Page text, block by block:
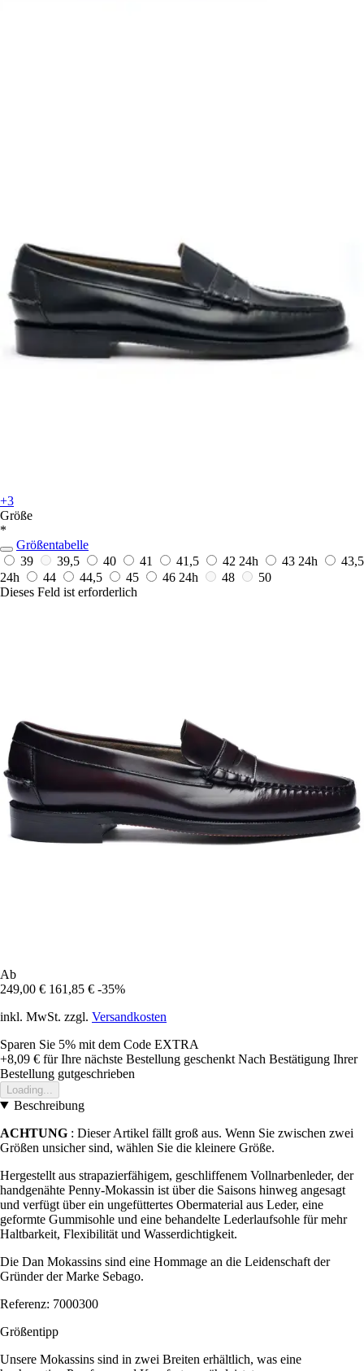
+3
Größe
*
Größentabelle
39
39,5 40 41 41,5 42 24h 43 24h
43,5
24h
44 44,5 45 46 24h 48
50
Dieses Feld ist erforderlich
Ab
249,00 € 161,85 € -35%
inkl. MwSt. zzgl. Versandkosten
Sparen Sie 5% mit dem Code EXTRA
+8,09 € für Ihre nächste Bestellung geschenkt Nach Bestätigung Ihrer
Bestellung gutgeschrieben
Loading...
Beschreibung
ACHTUNG : Dieser Artikel fällt groß aus. Wenn Sie zwischen zwei
Größen unsicher sind, wählen Sie die kleinere Größe.
Hergestellt aus strapazierfähigem, geschliffenem Vollnarbenleder, der
handgenähte Penny-Mokassin ist über die Saisons hinweg angesagt
und verfügt über ein ungefüttertes Obermaterial aus Leder, eine
geformte Gummisohle und eine behandelte Lederlaufsohle für mehr
Haltbarkeit, Flexibilität und Wasserdichtigkeit.
Die Dan Mokassins sind eine Hommage an die Leidenschaft der
Gründer der Marke Sebago.
Referenz: 7000300
Größentipp
Unsere Mokassins sind in zwei Breiten erhältlich, was eine